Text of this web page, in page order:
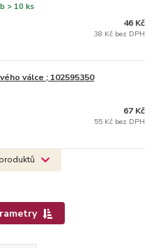
> 10 ks
46 Kč
38 Kč bez DPH
válce ; 102595350
67 Kč
55 Kč bez DPH